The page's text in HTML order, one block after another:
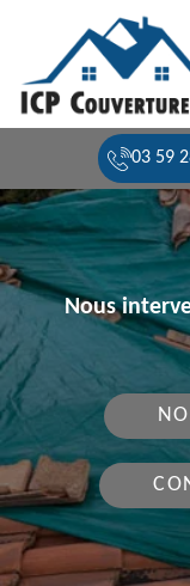
03 59
Nous